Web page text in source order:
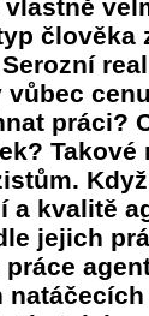
člověka
vůbec
práci?
a kvalitě
jejich